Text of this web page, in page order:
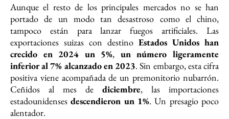
Aunque el resto de los principales mercados no se han
portado de un modo tan desastroso como el chino,
tampoco están para lanzar fuegos artificiales. Las
exportaciones suizas con destino Estados Unidos han
crecido en 2024 un 5%, un número ligeramente
inferior al 7% alcanzado en 2023. Sin embargo, esta cifra
positiva viene acompañada de un premonitorio nubarrón.
Ceñidos al mes de diciembre, las importaciones
estadounidensesdescendieron un 1%. Un presagio poco
alentador.